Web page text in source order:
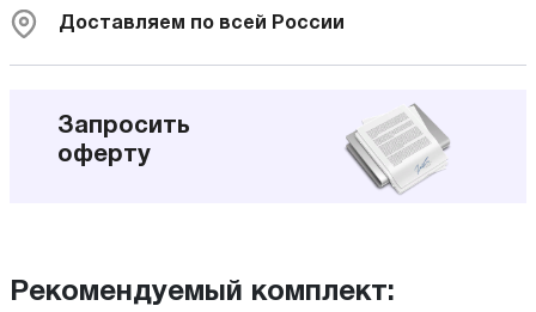
Доставляем по всей России
Запросить
оферту
Рекомендуемый комплект: